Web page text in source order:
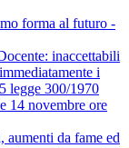
forma al futuro -
inaccettabili
i
legge 300/1970
14 novembre ore
aumenti da fame ed